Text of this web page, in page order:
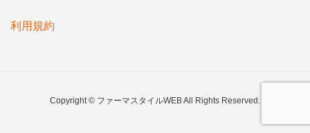
利用規約
Copyright © ファーマスタイルWEB All Rights Reserved.